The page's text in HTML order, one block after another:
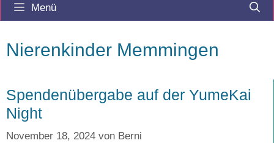
Menü
Nierenkinder Memmingen
Spendenübergabe auf der YumeKai
Night
November 18, 2024 von Berni